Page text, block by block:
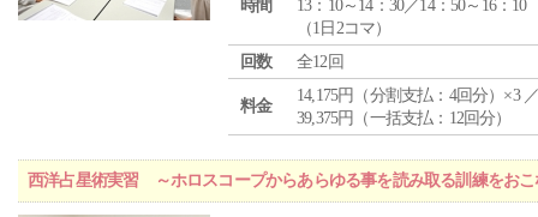
時間
13：10～14：30／14：50～16：10
（1日2コマ）
回数
全12回
料金
14,175円（分割支払：4回分）×3
39,375円（一括支払：12回分）
西洋占星術実習 ～ホロスコープからあらゆる事を読み取る訓練をおこ